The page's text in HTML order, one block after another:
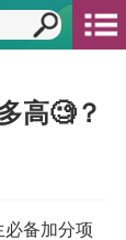
高🧐？
必备加分项